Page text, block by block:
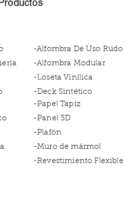
especiales
Productos
-Alfombra De Uso Rudo
-Alfombra Modular
-Loseta Vinílica
-Deck Sintético
-Papel Tapiz
-Panel 3D
-Plafón
-Muro de mármol
-Revestimiento Flexible